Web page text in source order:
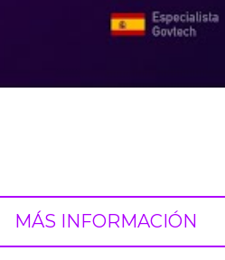
MÁS INFORMACIÓN